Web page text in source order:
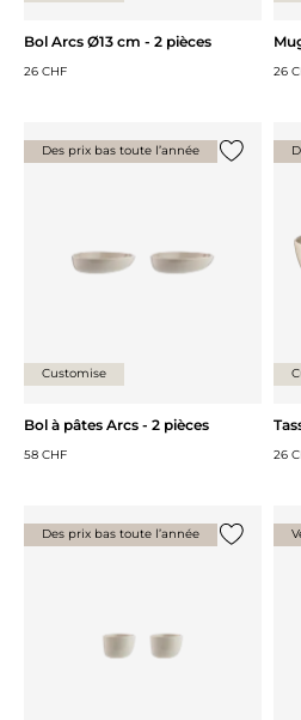
Bol Arcs Ø13 cm - 2 pièces
26 CHF 26
Des prix bas toute l’année
Customise
Bol à pâtes Arcs - 2 pièces
58 CHF 26
Des prix bas toute l’année